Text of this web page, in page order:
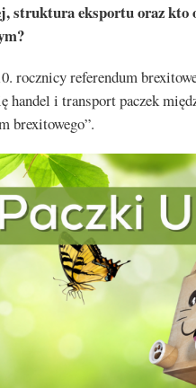
struktura eksportu oraz kto
rocznicy referendum
handel i transport paczek
brexitowego”.